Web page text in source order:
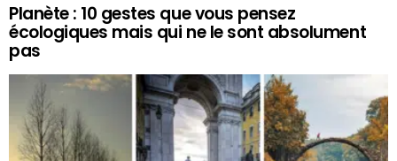
Planète : 10 gestes que vous pensez
écologiques mais qui ne le sont absolument
pas